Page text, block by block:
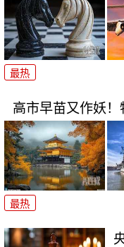
最热
高市早苗又作妖
最热